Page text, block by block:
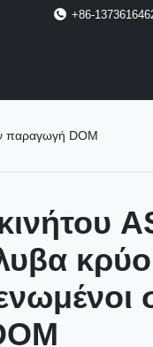
+86-
παραγωγή DOM